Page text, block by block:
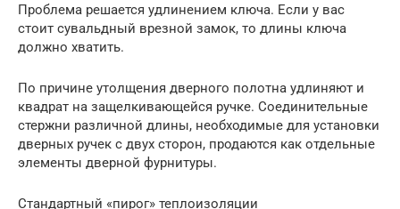
Проблема решается удлинением ключа. Если у вас
стоит сувальдный врезной замок, то длины ключа
должно хватить.
По причине утолщения дверного полотна удлиняют и
квадрат на защелкивающейся ручке. Соединительные
стержни различной длины, необходимые для установки
дверных ручек с двух сторон, продаются как отдельные
элементы дверной фурнитуры.
Стандартный «пирог» теплоизоляции